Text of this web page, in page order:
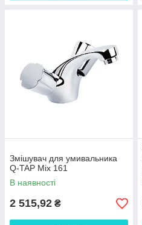
Змішувач для умивальника
Q-TAP Mix 161
В наявності
2 515,92 ₴